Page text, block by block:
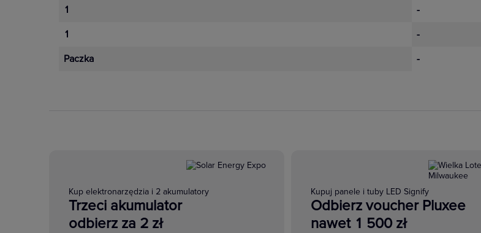
1
1
Paczka
-
-
-
Kup elektronarzędzia i 2 akumulatory
Trzeci akumulator
odbierz za 2 zł
Kupuj panele i tuby LED Signify
Odbierz voucher Pluxee
nawet 1 500 zł